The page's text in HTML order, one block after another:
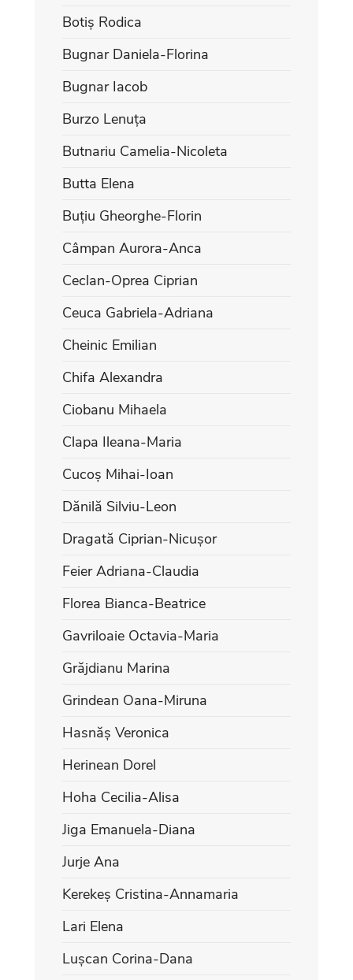
Botiș Rodica
Bugnar Daniela-Florina
Bugnar Iacob
Burzo Lenuța
Butnariu Camelia-Nicoleta
Butta Elena
Buțiu Gheorghe-Florin
Câmpan Aurora-Anca
Ceclan-Oprea Ciprian
Ceuca Gabriela-Adriana
Cheinic Emilian
Chifa Alexandra
Ciobanu Mihaela
Clapa Ileana-Maria
Cucoș Mihai-Ioan
Dănilă Silviu-Leon
Dragată Ciprian-Nicușor
Feier Adriana-Claudia
Florea Bianca-Beatrice
Gavriloaie Octavia-Maria
Grăjdianu Marina
Grindean Oana-Miruna
Hasnăș Veronica
Herinean Dorel
Hoha Cecilia-Alisa
Jiga Emanuela-Diana
Jurje Ana
Kerekeș Cristina-Annamaria
Lari Elena
Lușcan Corina-Dana